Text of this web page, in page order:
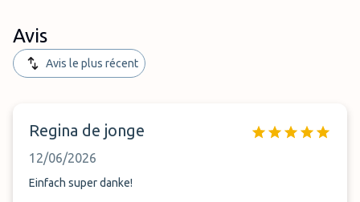
Avis
Avis le plus récent
Regina de jonge
12/06/2026
Einfach super danke!